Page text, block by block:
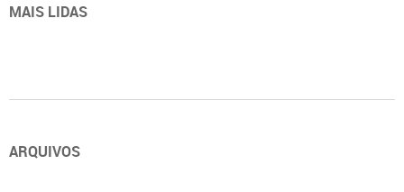
MAIS LIDAS
ARQUIVOS